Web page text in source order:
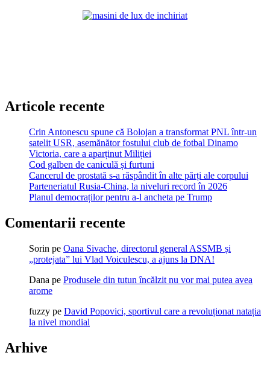
Articole recente
Crin Antonescu spune că Bolojan a transformat PNL într-un
satelit USR, asemănător fostului club de fotbal Dinamo
Victoria, care a aparținut Miliției
Cod galben de caniculă și furtuni
Cancerul de prostată s-a răspândit în alte părți ale corpului
Parteneriatul Rusia-China, la niveluri record în 2026
Planul democraților pentru a-l ancheta pe Trump
Comentarii recente
Sorin pe Oana Sivache, directorul general ASSMB și
„protejata” lui Vlad Voiculescu, a ajuns la DNA!
Dana pe Produsele din tutun încălzit nu vor mai putea avea
arome
fuzzy pe David Popovici, sportivul care a revoluționat natația
la nivel mondial
Arhive